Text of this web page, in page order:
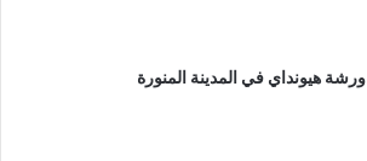
ورشة هيونداي في المدينة المنورة